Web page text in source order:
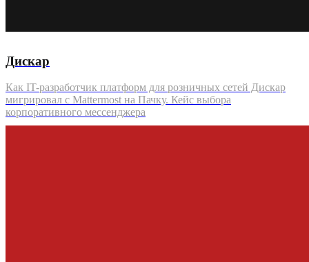
Дискар
Как IT-разработчик платформ для розничных сетей Дискар
мигрировал с Mattermost на Пачку. Кейс выбора
корпоративного мессенджера